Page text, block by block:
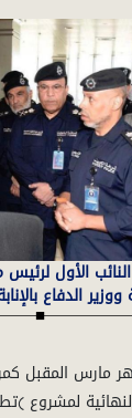
الأول
ووزير الدفاع
لمشروع